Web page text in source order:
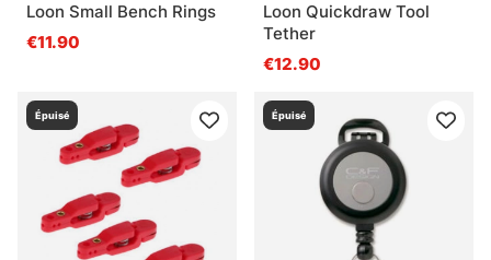
Loon Small Bench Rings
€11.90
Loon Quickdraw Tool
Tether
€12.90
Épuisé Épuisé